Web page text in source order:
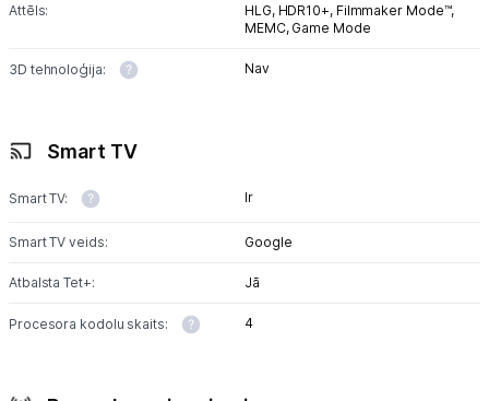
Attēls: HLG, HDR10+, Filmmaker Mode™,
MEMC, Game Mode
3D tehnoloģija: Nav
Smart TV
Smart TV: Ir
Smart TV veids: Google
Atbalsta Tet+: Jā
Procesora kodolu skaits: 4